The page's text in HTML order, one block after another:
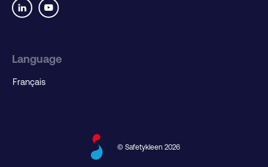
Language
© Safetykleen 2026